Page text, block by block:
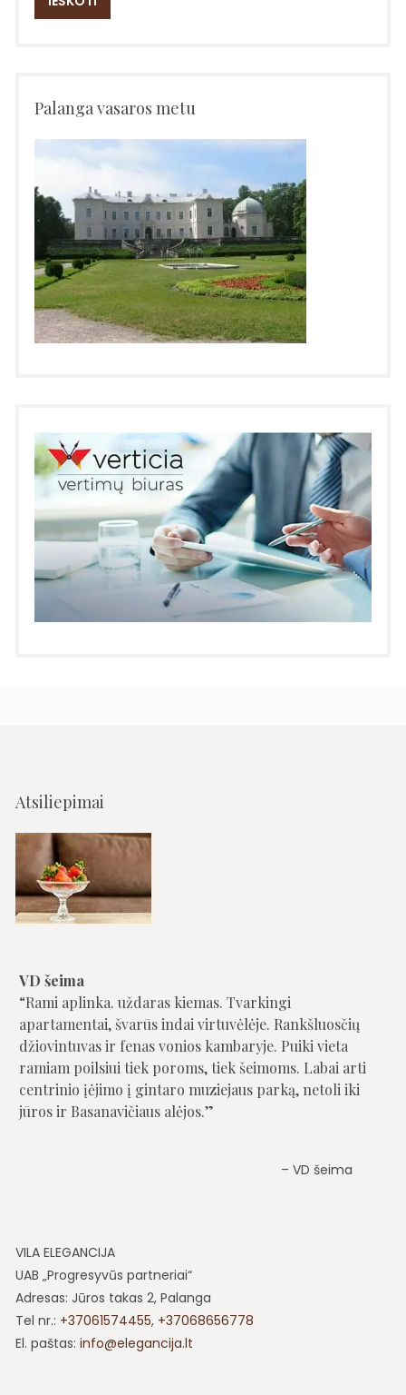
Palanga vasaros metu
Atsiliepimai
VD šeima
Rami aplinka. uždaras kiemas. Tvarkingi
apartamentai, švarūs indai virtuvėlėje. Rankšluosčių
džiovintuvas ir fenas vonios kambaryje. Puiki vieta
ramiam poilsiui tiek poroms, tiek šeimoms. Labai arti
centrinio įėjimo į gintaro muziejaus parką, netoli iki
jūros ir Basanavičiaus alėjos.
VD šeima
VILA ELEGANCIJA
UAB „Progresyvūs partneriai“
Adresas: Jūros takas 2, Palanga
Tel nr.: +37061574455, +37068656778
El. paštas: info@elegancija.lt